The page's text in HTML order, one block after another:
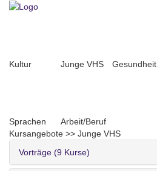
Kultur Junge VHS Gesundheit
Sprachen
Arbeit/Beruf
Kursangebote >> Junge VHS
Vorträge (9 Kurse)